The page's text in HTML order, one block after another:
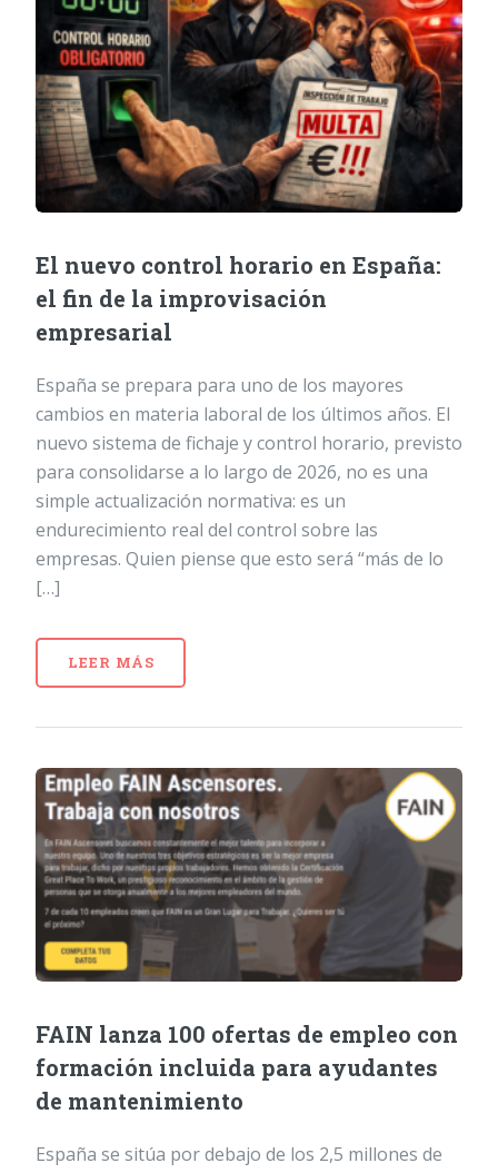
El nuevo control horario en España:
el fin de la improvisación
empresarial
España se prepara para uno de los mayores
cambios en materia laboral de los últimos años. El
nuevo sistema de fichaje y control horario, previsto
para consolidarse a lo largo de 2026, no es una
simple actualización normativa: es un
endurecimiento real del control sobre las
empresas. Quien piense que esto será “más de lo
[…]
LEER MÁS
FAIN lanza 100 ofertas de empleo con
formación incluida para ayudantes
de mantenimiento
España se sitúa por debajo de los 2,5 millones de